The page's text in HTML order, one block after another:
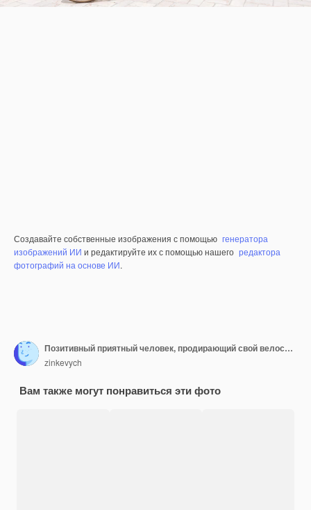
Создавайте собственные изображения с помощью генератора
изображений ИИ и редактируйте их с помощью нашего редактора
фотографий на основе ИИ.
Позитивный приятный человек, продирающий свой велосипед во время езды по городу
zinkevych
Вам также могут понравиться эти фото